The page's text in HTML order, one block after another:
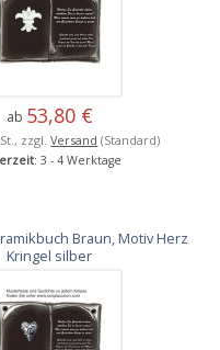
ab 53,80 €
zzgl.Versand (Standard)
: 3 - 4 Werktage
Braun, Motiv Herz
Kringel silber